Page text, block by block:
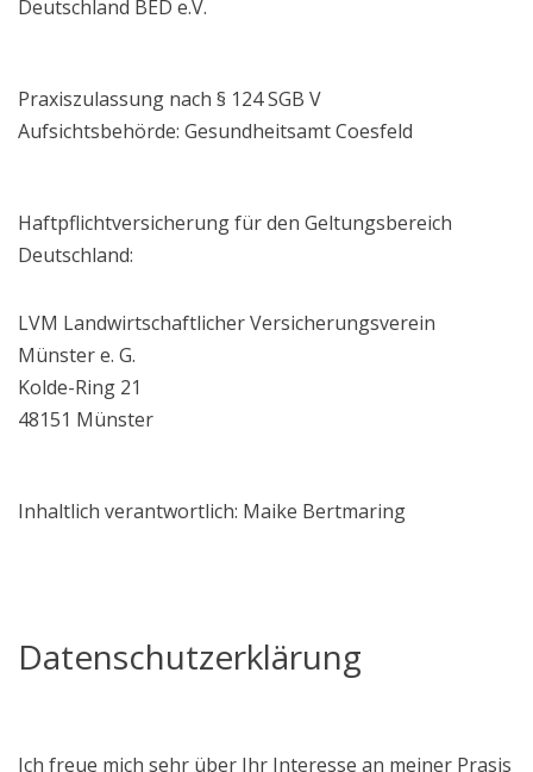
Deutschland BED e.V.
Praxiszulassung nach § 124 SGB V
Aufsichtsbehörde: Gesundheitsamt Coesfeld
Haftpflichtversicherung für den Geltungsbereich
Deutschland:
LVM Landwirtschaftlicher Versicherungsverein
Münster e. G.
Kolde-Ring 21
48151 Münster
Inhaltlich verantwortlich: Maike Bertmaring
Datenschutzerklärung
Ich freue mich sehr über Ihr Interesse an meiner Prasis